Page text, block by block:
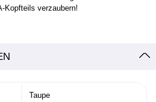
Kopfteils verzaubern!
Taupe